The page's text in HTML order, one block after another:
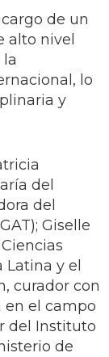
de un
alto nivel
lo
y
del
del
Giselle
y el
curador con
en el campo
del Instituto
de